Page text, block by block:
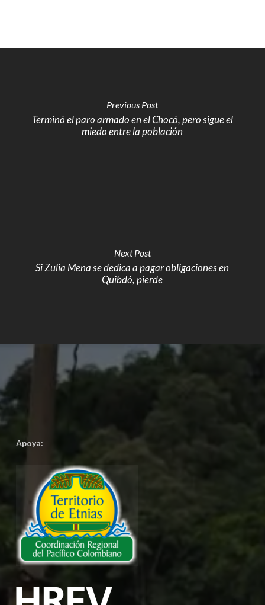
Previous Post
Terminó el paro armado en el Chocó, pero sigue el
miedo entre la población
Next Post
Si Zulia Mena se dedica a pagar obligaciones en
Quibdó, pierde
Apoya: